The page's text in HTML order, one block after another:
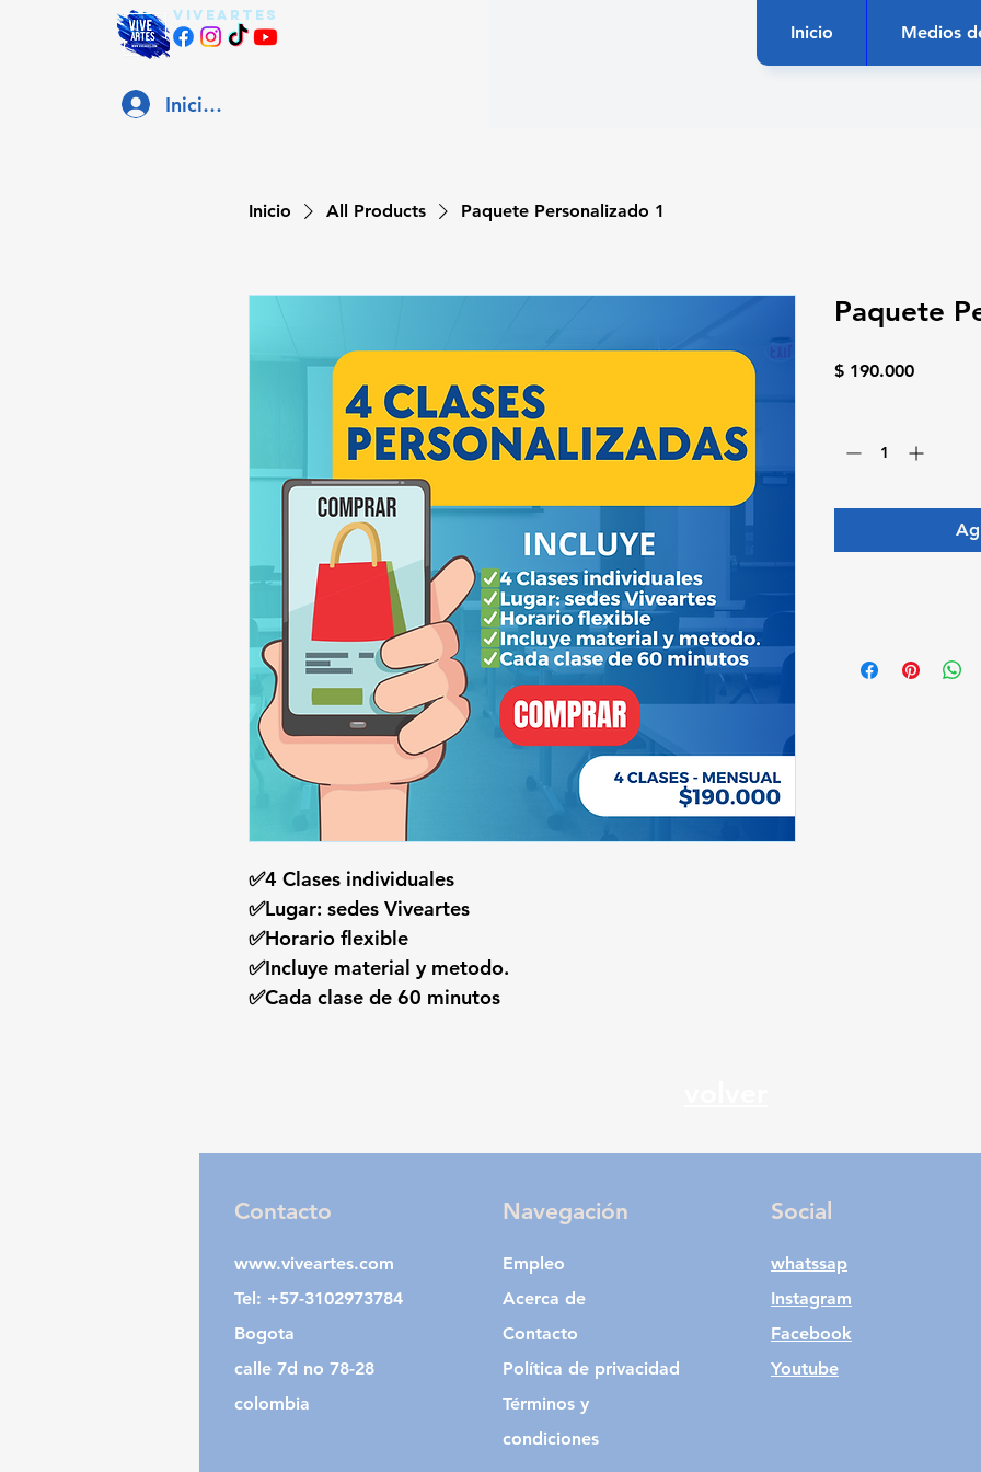
viveartes
Iniciar sesión
Inicio Medios
Inicio All Products Paquete Personalizado 1
✅4 Clases individuales
✅Lugar: sedes Viveartes
✅Horario flexible
✅Incluye material y metodo.
✅Cada clase de 60 minutos
Paquete
$ 190.000Precio
Contacto
www.viveartes.com
Tel: +57-3102973784
Bogota
calle 7d no 78-28
colombia
Navegación
Empleo
Acerca de
Contacto
Política de privacidad
Términos y
condiciones
Social
whatssap
Instagram
Facebook
Youtube